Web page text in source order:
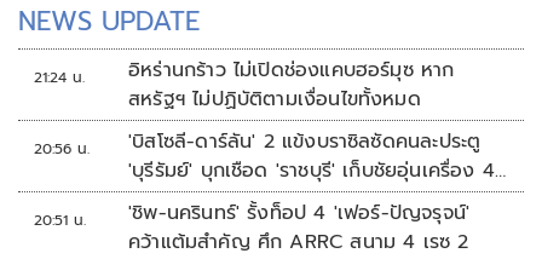
NEWS UPDATE
21:24 น.
อิหร่านกร้าว ไม่เปิดช่องแคบฮอร์มุซ หาก
สหรัฐฯ ไม่ปฏิบัติตามเงื่อนไขทั้งหมด
20:56 น.
'บิสโซลี-ดาร์ลัน' 2 แข้งบราซิลซัดคนละประตู
'บุรีรัมย์' บุกเชือด 'ราชบุรี' เก็บชัยอุ่นเครื่อง 4
นัดรวด
20:51 น.
'ชิพ-นครินทร์' รั้งท็อป 4 'เฟอร์-ปัญจรุจน์'
คว้าแต้มสำคัญ ศึก ARRC สนาม 4 เรซ 2